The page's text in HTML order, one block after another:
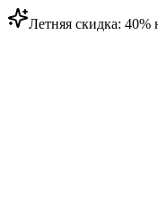
Летняя скидка: 40%